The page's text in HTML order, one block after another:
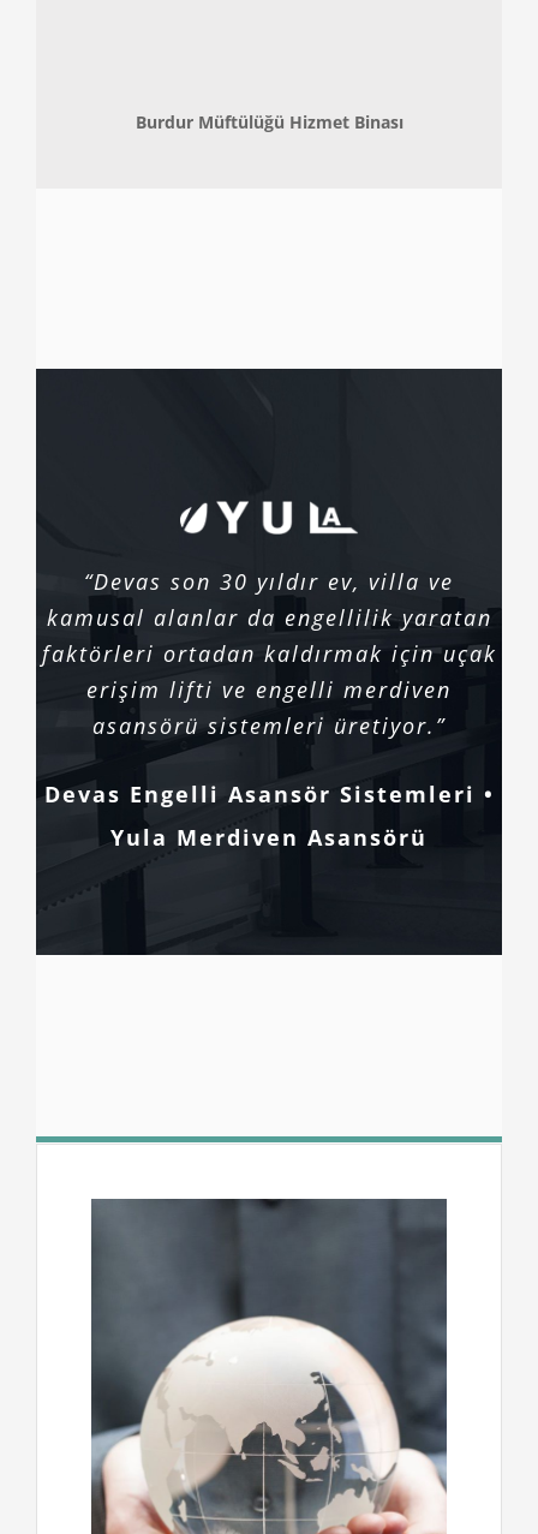
Burdur Müftülüğü Hizmet Binası
“Devas son 30 yıldır ev, villa ve
kamusal alanlar da engellilik yaratan
faktörleri ortadan kaldırmak için uçak
erişim lifti ve engelli merdiven
asansörü sistemleri üretiyor.”
Devas Engelli Asansör Sistemleri •
Yula Merdiven Asansörü